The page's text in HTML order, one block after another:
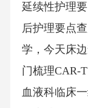
延续性护理
后护理要点
学，今天床
门梳理CAR-
血液科临床